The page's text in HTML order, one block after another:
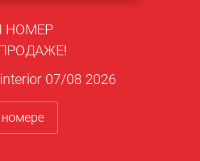
НОМЕР
07/08 2026